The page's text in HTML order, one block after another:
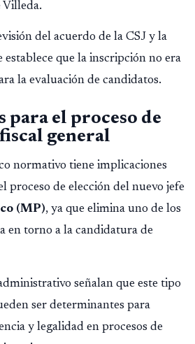
Villeda.
del acuerdo de la CSJ y la
establece que la inscripción no era
la evaluación de candidatos.
para el proceso de
general
normativo tiene implicaciones
proceso de elección del nuevo jefe
(MP), ya que elimina uno de los
en torno a la candidatura de
señalan que este tipo
ser determinantes para
y legalidad en procesos de